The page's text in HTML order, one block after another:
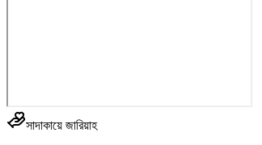
সাদাকায়ে জারিয়াহ